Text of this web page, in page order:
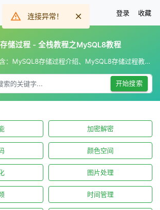
登录 收藏
储过程 - 全栈教程之MySQL8教程
MySQL8存储过程包含：MySQL8存储过程介绍、MySQL8存储过程教程和MySQL8增删改查存储过程等，全栈教程之MySQL8教程，主打原创、全部免费。
开始搜索
加密解密
颜色空间
图片处理
时间管理
连接异常！